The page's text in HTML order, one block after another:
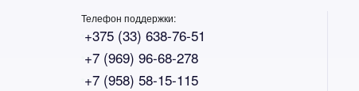
Телефон поддержки:
+375 (33) 638-76-51
+7 (969) 96-68-278
+7 (958) 58-15-115